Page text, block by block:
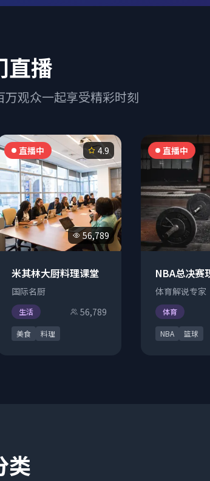
直播
观众一起享受精彩时刻
直播中
56,789
4.9
米其林大厨料理课堂
国际名厨
生活 56,789
美食 料理
直播中
NBA总决赛
体育解说专家
体育
NBA 篮球
类